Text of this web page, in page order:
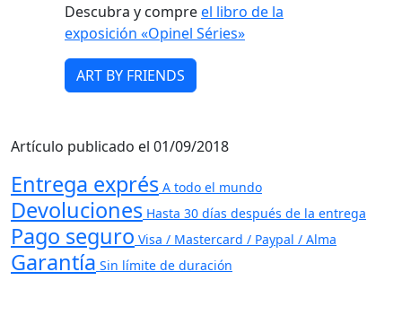
Descubra y compreel libro de la
exposición «Opinel Séries»
ART BY FRIENDS
Artículo publicado el 01/09/2018
Entrega exprés A todo el mundo
Devoluciones Hasta 30 días después de la entrega
Pago seguro Visa / Mastercard / Paypal / Alma
Garantía Sin límite de duración